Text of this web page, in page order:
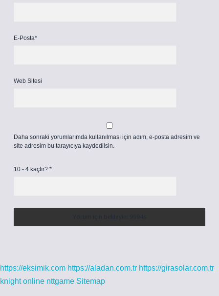
E-Posta*
Web Sitesi
Daha sonraki yorumlarımda kullanılması için adım, e-posta adresim ve
site adresim bu tarayıcıya kaydedilsin.
10 - 4 kaçtır? *
https://eksimik.com https://aladan.com.tr https://girasolar.com.tr
knight online nttgame Sitemap